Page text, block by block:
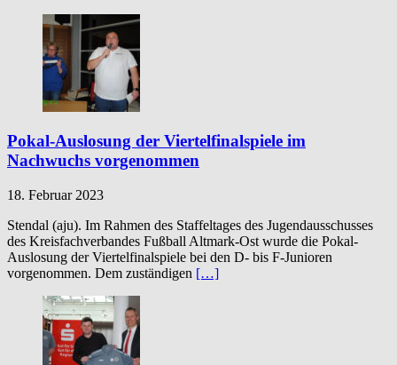
Pokal-Auslosung der Viertelfinalspiele im
Nachwuchs vorgenommen
18. Februar 2023
Stendal (aju). Im Rahmen des Staffeltages des Jugendausschusses
des Kreisfachverbandes Fußball Altmark-Ost wurde die Pokal-
Auslosung der Viertelfinalspiele bei den D- bis F-Junioren
vorgenommen. Dem zuständigen […]